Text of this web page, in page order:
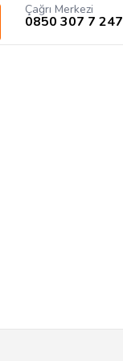
Çağrı Merkezi
0850 307 7 247